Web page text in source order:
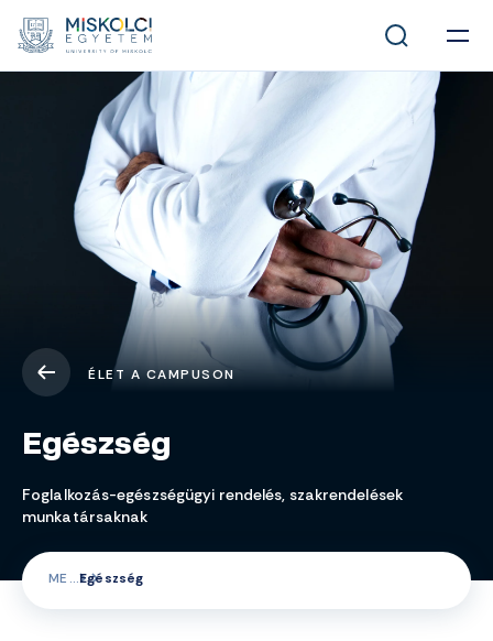
ÉLET A CAMPUSON
Egészség
Foglalkozás-egészségügyi rendelés, szakrendelések
munkatársaknak
ME Egészség